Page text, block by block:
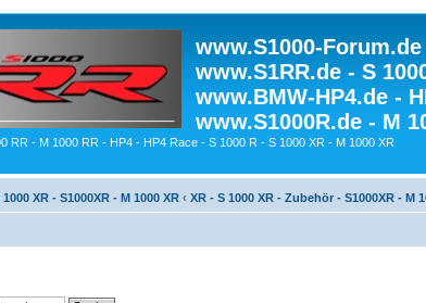
www.S1000-Forum.de
www.S1RR.de - S
www.BMW-HP4.de -
www.S1000R.de - M
RR - M 1000 RR - HP4 - HP4 Race - S 1000 R - S 1000 XR - M 1000 XR
1000 XR - S1000XR - M 1000 XR ‹ XR - S 1000 XR - Zubehör - S1000XR - M